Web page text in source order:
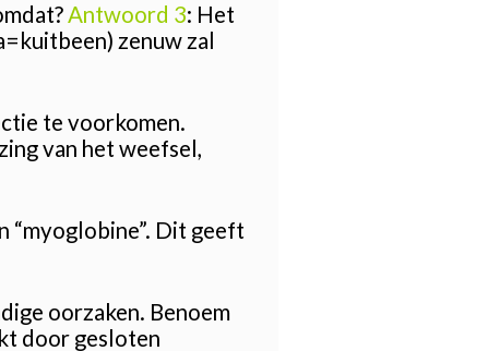
Antwoord 3: Het
zenuw zal
te voorkomen.
van het weefsel,
“myoglobine”. Dit geeft
oorzaken. Benoem
door gesloten